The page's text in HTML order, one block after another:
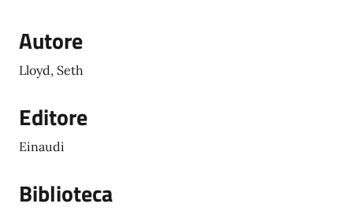
Autore
Lloyd, Seth
Editore
Einaudi
Biblioteca